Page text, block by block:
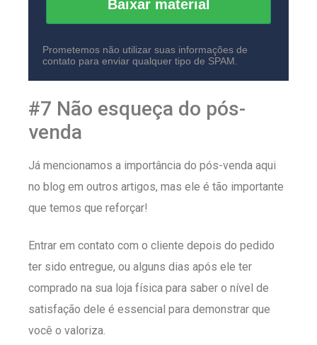
Baixar material
Prometemos não utilizar suas informações de
contato para enviar qualquer tipo de SPAM.
#7 Não esqueça do pós-
venda
Já mencionamos a importância do pós-venda aqui
no blog em outros artigos, mas ele é tão importante
que temos que reforçar!
Entrar em contato com o cliente depois do pedido
ter sido entregue, ou alguns dias após ele ter
comprado na sua loja física para saber o nível de
satisfação dele é essencial para demonstrar que
você o valoriza.